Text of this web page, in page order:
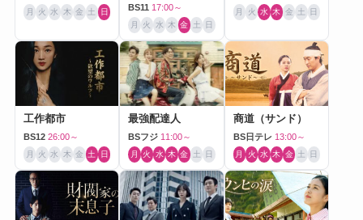
月 火 水 木 金 土 日 BS11 17:00～
月 火 水 木 金 土 日
月 火 水 木 金 土 日
工作都市
BS12 26:00～
月 火 水 木 金 土 日
最強配達人
BSフジ 11:00～
月 火 水 木 金 土 日
商道（サンド）
BS日テレ 13:00～
月 火 水 木 金 土 日